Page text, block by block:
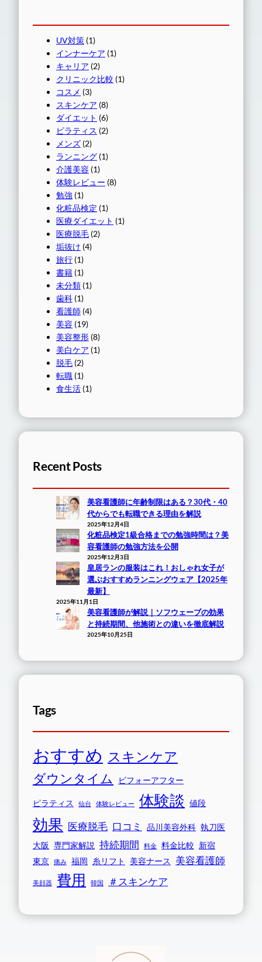
UV対策 (1)
インナーケア (1)
キャリア (2)
クリニック比較 (1)
コスメ (3)
スキンケア (8)
ダイエット (6)
ピラティス (2)
メンズ (2)
ランニング (1)
介護美容 (1)
体験レビュー (8)
勉強 (1)
化粧品検定 (1)
医療ダイエット (1)
医療脱毛 (2)
垢抜け (4)
旅行 (1)
書籍 (1)
未分類 (1)
歯科 (1)
看護師 (4)
美容 (19)
美容整形 (8)
美白ケア (1)
脱毛 (2)
転職 (1)
食生活 (1)
Recent Posts
美容看護師に年齢制限はある？30代・40
代からでも転職できる理由を解説
2025年12月4日
化粧品検定1級合格までの勉強時間は？美
容看護師の勉強方法を公開
2025年12月3日
皇居ランの服装はこれ！おしゃれ女子が
選ぶおすすめランニングウェア【2025年
最新】
2025年11月1日
美容看護師が解説｜ソフウェーブの効果
と持続期間、他施術との違いを徹底解説
2025年10月25日
Tags
おすすめ スキンケア
ダウンタイム ビフォーアフター
ピラティス 仙台 体験レビュー 体験談 値段
効果 医療脱毛 口コミ 品川美容外科 執刀医
大阪 専門家解説 持続期間 料金 料金比較 新宿
東京
痛み 福岡 糸リフト 美容ナース 美容看護師
美顔器 費用 韓国 ＃スキンケア